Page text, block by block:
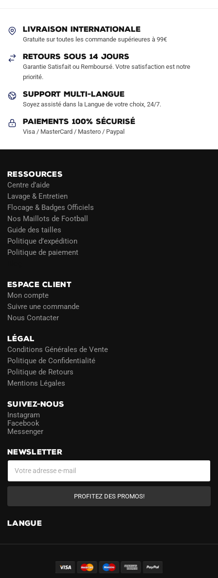
choisies
la
page
produit
page
LIVRAISON INTERNATIONALE
Gratuite sur toutes les commande supérieures à 99€
RETOURS SOUS 14 JOURS
Garantie Satisfait ou Remboursé. Votre satisfaction est notre
priorité.
SUPPORT MULTI-LANGUE
Soyez assisté dans la Langue de votre choix, 24/7.
Paiements 100% Sécurisé
Visa / MasterCard / Mastero / Paypal
RESSOURCES
Centre d’aide
Lavage & Entretien
Flocage & Badges Officiels
Nos Maillots de Football
Guide des tailles
Politique d’expédition
Politique de paiement
ESPACE CLIENT
Mon compte
Suivre une commande
Nous Contacter
LÉGAL
Conditions Générales de Vente
Politique de Confidentialité
Politique de Retours
Mentions Légales
SUIVEZ-NOUS
Instagram
Facebook
Messenger
NEWSLETTER
PROFITEZ DES PROMOS!
LANGUE